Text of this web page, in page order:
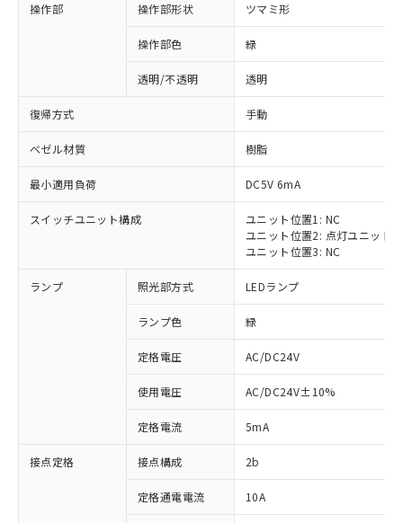
操作部 操作部形状 ツマミ形
操作部色 緑
透明/不透明 透明
復帰方式 手動
ベゼル材質 樹脂
最小適用負荷 DC5V 6mA
スイッチユニット構成
ユニット位置1: NC
ユニット位置2: 点灯ユニット
ユニット位置3: NC
ランプ 照光部方式 LEDランプ
ランプ色 緑
定格電圧 AC/DC24V
使用電圧 AC/DC24V±10%
定格電流 5mA
接点定格 接点構成 2b
定格通電電流 10A
ご利用条件
※1 対応状況
対応済み：EU RoHS指令（10物質）の
非含有に対応した製品が提供可能な商品で
す。
対応予定：EU RoHS指令（10物質）の非含
有に対応した製品に切り替える予定のある